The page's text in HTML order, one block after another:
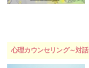
心理カウンセリング～対